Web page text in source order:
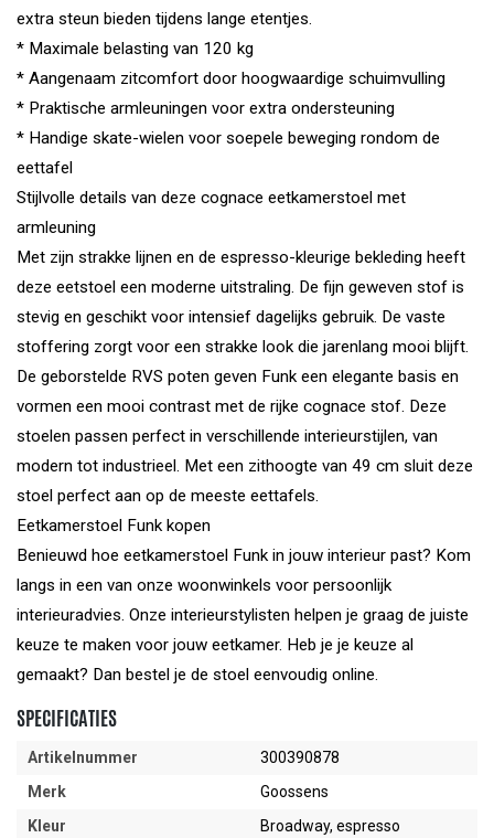
extra steun bieden tijdens lange etentjes.
* Maximale belasting van 120 kg
* Aangenaam zitcomfort door hoogwaardige schuimvulling
* Praktische armleuningen voor extra ondersteuning
* Handige skate-wielen voor soepele beweging rondom de
eettafel
Stijlvolle details van deze cognace eetkamerstoel met
armleuning
Met zijn strakke lijnen en de espresso-kleurige bekleding heeft
deze eetstoel een moderne uitstraling. De fijn geweven stof is
stevig en geschikt voor intensief dagelijks gebruik. De vaste
stoffering zorgt voor een strakke look die jarenlang mooi blijft.
De geborstelde RVS poten geven Funk een elegante basis en
vormen een mooi contrast met de rijke cognace stof. Deze
stoelen passen perfect in verschillende interieurstijlen, van
modern tot industrieel. Met een zithoogte van 49 cm sluit deze
stoel perfect aan op de meeste eettafels.
Eetkamerstoel Funk kopen
Benieuwd hoe eetkamerstoel Funk in jouw interieur past? Kom
langs in een van onze woonwinkels voor persoonlijk
interieuradvies. Onze interieurstylisten helpen je graag de juiste
keuze te maken voor jouw eetkamer. Heb je je keuze al
gemaakt? Dan bestel je de stoel eenvoudig online.
SPECIFICATIES
Artikelnummer
300390878
Merk
Goossens
Kleur
Broadway, espresso